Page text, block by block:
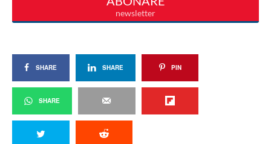
SHARE SHARE PIN
SHARE